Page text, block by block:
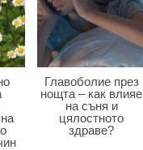
Главоболие през
нощта – как влияе
на съня и
цялостното
здраве?